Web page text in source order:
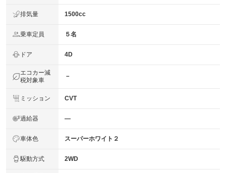
排気量 1500cc
乗車定員 ５名
ドア 4D
エコカー減
税対象車
－
ミッション CVT
過給器 ―
車体色 スーパーホワイト２
駆動方式 2WD